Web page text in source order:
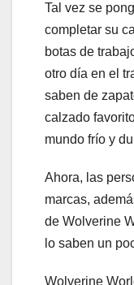
Tal vez se
completar su
botas de
otro día en el
saben de
calzado
mundo frío y
Ahora, las
marcas,
de Wolverine
lo saben un
Wolverine